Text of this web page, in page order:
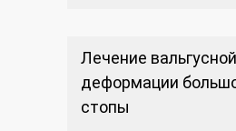
Лечение вальгусной
деформации
стопы